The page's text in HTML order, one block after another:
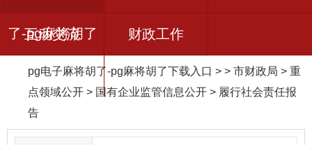
了-pg麻将胡了
下载入口
互动交流 财政工作
pg电子麻将胡了-pg麻将胡了下载入口 > > 市财政局 > 重
点领域公开 > 国有企业监管信息公开 > 履行社会责任报
告